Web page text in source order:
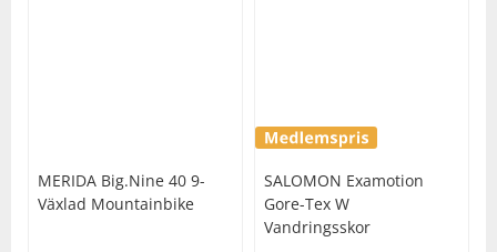
MERIDA Big.Nine 40 9-
Växlad Mountainbike
SALOMON Examotion
Gore-Tex W
Vandringsskor